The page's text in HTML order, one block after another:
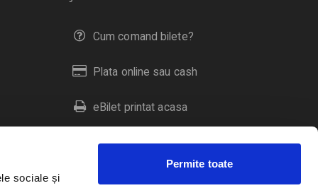
sociale și
Permite toate
Cum comand bilete?
Plata online sau cash
eBilet printat acasa
Livrare prin curier